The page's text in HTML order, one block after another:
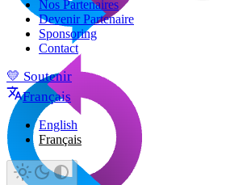
Nos Partenaires
Devenir Partenaire
Sponsoring
Contact
💛 Soutenir
Français
English
Français